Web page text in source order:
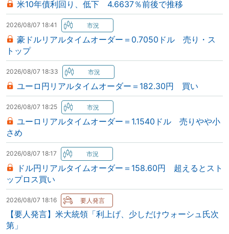
米10年債利回り、低下 4.6637％前後で推移
2026/08/07 18:41
豪ドルリアルタイムオーダー＝0.7050ドル 売り・ス
トップ
2026/08/07 18:33
ユーロ円リアルタイムオーダー＝182.30円 買い
2026/08/07 18:25
ユーロリアルタイムオーダー＝1.1540ドル 売りやや小
さめ
2026/08/07 18:17
ドル円リアルタイムオーダー＝158.60円 超えるとスト
ップロス買い
2026/08/07 18:16
【要人発言】米大統領「利上げ、少しだけウォーシュ氏次
第」